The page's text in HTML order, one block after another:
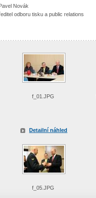
Novák
odboru tisku a public relations
f_01.JPG
Detailní náhled
f_05.JPG